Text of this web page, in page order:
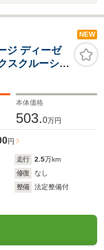
NEW
ジ ディーゼ
スクルーシブ
トヒータ
正フロア
1オーナー
本体価格
503.0万円
円
走行 2.5万km
修復
なし
整備
法定整備付